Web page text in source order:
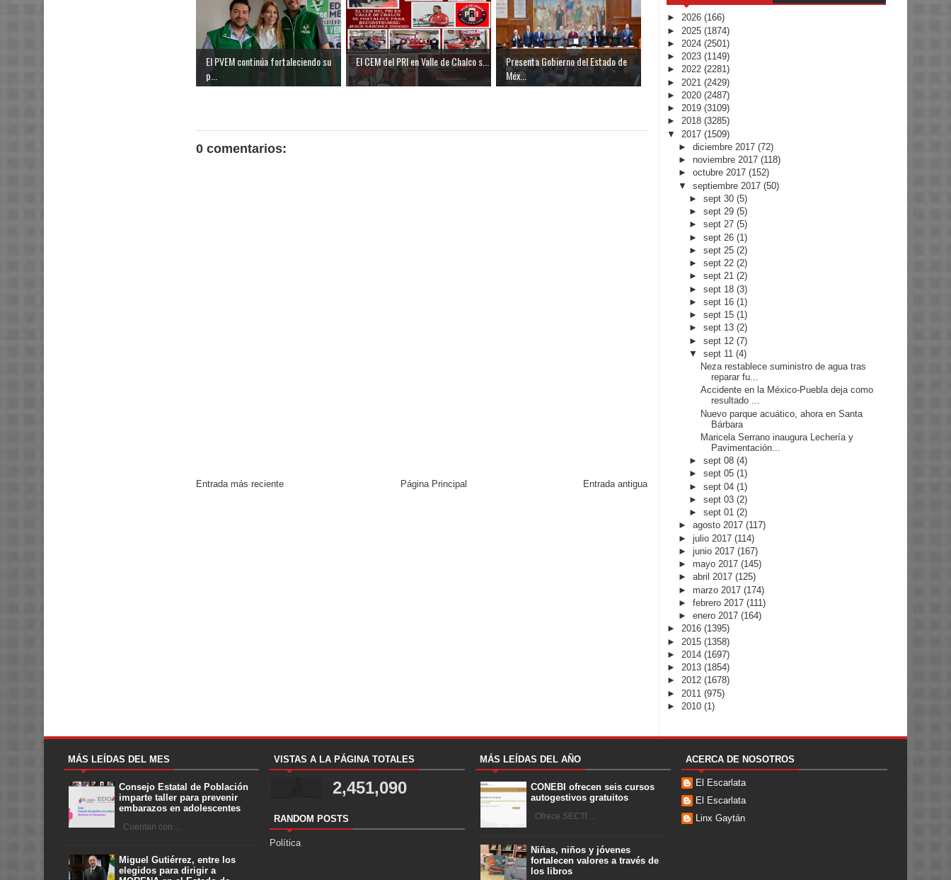
El PVEM continúa fortaleciendo su
p...
El CEM del PRI en Valle de Chalco s...
Presenta Gobierno del Estado de
Méx...
0 comentarios:
Entrada más reciente Entrada antigua
Página Principal
► 2026 (166)
► 2025 (1874)
► 2024 (2501)
► 2023 (1149)
► 2022 (2281)
► 2021 (2429)
► 2020 (2487)
► 2019 (3109)
► 2018 (3285)
▼ 2017 (1509)
► diciembre 2017 (72)
► noviembre 2017 (118)
► octubre 2017 (152)
▼ septiembre 2017 (50)
►sept 30(5)
►sept 29(5)
►sept 27(5)
►sept 26(1)
►sept 25(2)
►sept 22(2)
►sept 21(2)
►sept 18(3)
►sept 16(1)
►sept 15(1)
►sept 13(2)
►sept 12(7)
▼sept 11(4)
Neza restablece suministro de agua tras
reparar fu...
Accidente en la México-Puebla deja como
resultado ...
Nuevo parque acuático, ahora en Santa
Bárbara
Maricela Serrano inaugura Lechería y
Pavimentación...
►sept 08(4)
►sept 05(1)
►sept 04(1)
►sept 03(2)
►sept 01(2)
► agosto 2017 (117)
► julio 2017 (114)
► junio 2017 (167)
► mayo 2017 (145)
► abril 2017 (125)
► marzo 2017 (174)
► febrero 2017 (111)
► enero 2017 (164)
► 2016 (1395)
► 2015 (1358)
► 2014 (1697)
► 2013 (1854)
► 2012 (1678)
► 2011 (975)
► 2010 (1)
MÁS LEÍDAS DEL MES
Consejo Estatal de Población
imparte taller para prevenir
embarazos en adolescentes
Cuentan con ...
Miguel Gutiérrez, entre los
elegidos para dirigir a
VISTAS A LA PÁGINA TOTALES
2,451,090
RANDOM POSTS
Política
MÁS LEÍDAS DEL AÑO
CONEBI ofrecen seis cursos
autogestivos gratuitos
Ofrece SECTI ...
Niñas, niños y jóvenes
fortalecen valores a través de
los libros
ACERCA DE NOSOTROS
El Escarlata
El Escarlata
Linx Gaytán